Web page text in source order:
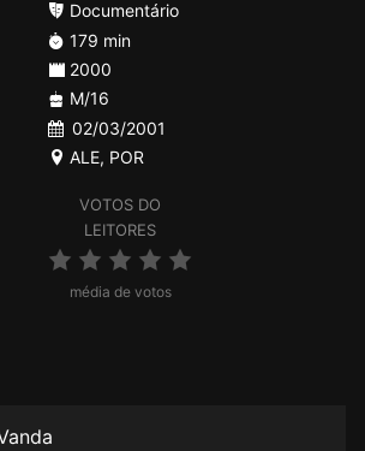
VOTOS DO
LEITORES
média de votos
Documentário
179 min
2000
M/16
02/03/2001
ALE, POR